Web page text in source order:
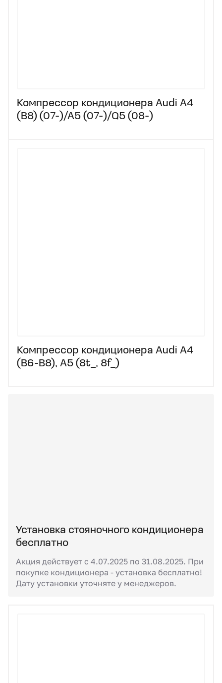
Компрессор кондиционера Audi A4
(B8) (07-)/A5 (07-)/Q5 (08-)
Компрессор кондиционера Audi A4
(B6-B8), A5 (8t_, 8f_)
Установка стояночного кондиционера
бесплатно
Акция действует с 4.07.2025 по 31.08.2025. При
покупке кондиционера - установка бесплатно!
Дату установки уточняте у менеджеров.